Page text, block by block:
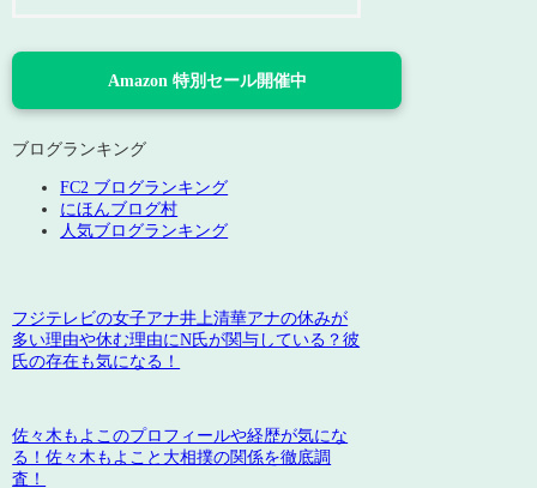
Amazon 特別セール開催中
ブログランキング
FC2 ブログランキング
にほんブログ村
人気ブログランキング
フジテレビの女子アナ井上清華アナの休みが
多い理由や休む理由にN氏が関与している？彼
氏の存在も気になる！
佐々木もよこのプロフィールや経歴が気にな
る！佐々木もよこと大相撲の関係を徹底調
査！